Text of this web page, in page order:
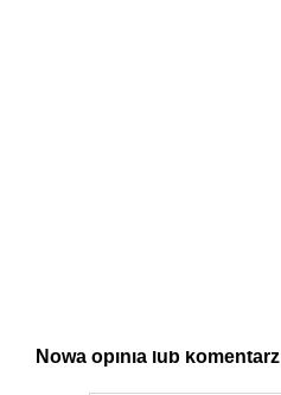
Nowa opinia lub komentarz